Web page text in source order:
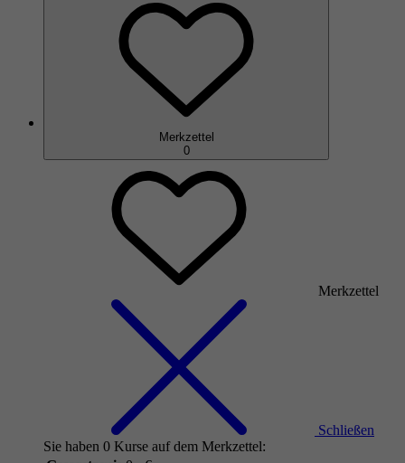
Merkzettel
0
Merkzettel
Schließen
Sie haben 0 Kurse auf dem Merkzettel: